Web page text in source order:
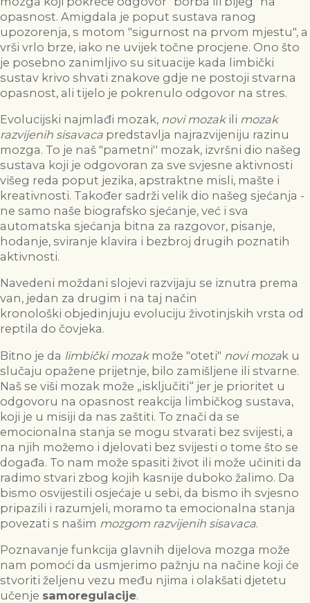
opasnost. Amigdala je poput sustava ranog
upozorenja, s motom "sigurnost na prvom mjestu", a
vrši vrlo brze, iako ne uvijek točne procjene. Ono što
je posebno zanimljivo su situacije kada limbički
sustav krivo shvati znakove gdje ne postoji stvarna
opasnost, ali tijelo je pokrenulo odgovor na stres.
Evolucijski najmlađi mozak, novi mozakili mozak
razvijenih sisavaca predstavlja najrazvijeniju razinu
mozga. To je naš "pametni'' mozak, izvršni dio našeg
sustava koji je odgovoran za sve svjesne aktivnosti
višeg reda poput jezika, apstraktne misli, mašte i
kreativnosti. Također sadrži velik dio našeg sjećanja -
ne samo naše biografsko sjećanje, već i sva
automatska sjećanja bitna za razgovor, pisanje,
hodanje, sviranje klavira i bezbroj drugih poznatih
aktivnosti.
Navedeni moždani slojevi razvijaju se iznutra prema
van, jedan za drugim i na taj način
kronološki objedinjuju evoluciju životinjskih vrsta od
reptila do čovjeka.
Bitno je da limbički mozakmože "oteti" novi mozak u
slučaju opažene prijetnje, bilo zamišljene ili stvarne.
Naš se viši mozak može „isključiti“ jer je prioritet u
odgovoru na opasnost reakcija limbičkog sustava,
koji je u misiji da nas zaštiti. To znači da se
emocionalna stanja se mogu stvarati bez svijesti, a
na njih možemo i djelovati bez svijesti o tome što se
događa. To nam može spasiti život ili može učiniti da
radimo stvari zbog kojih kasnije duboko žalimo. Da
bismo osvijestili osjećaje u sebi, da bismo ih svjesno
pripazili i razumjeli, moramo ta emocionalna stanja
povezati s našim mozgom razvijenih sisavaca.
Poznavanje funkcija glavnih dijelova mozga može
nam pomoći da usmjerimo pažnju na načine koji će
stvoriti željenu vezu među njima i olakšati djetetu
učenje samoregulacije.